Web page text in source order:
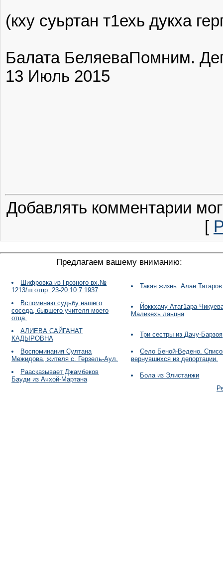
(кху суьртан т1ехь дукха
Балата Беляева‎Помним.
13 Июль 2015
Добавлять комментарии
[
Предлагаем вашему вниманию:
Шифровка из Грозного вх.№
1213/ш отпр. 23-20 10.7.1937
Такая жизнь. Алан
Вспоминаю судьбу нашего
соседа, бывшего учителя моего
отца.
Йоккхачу Атаг1ара
Маликехь лаьцна
АЛИЕВА САЙГАНАТ
КАДЫРОВНА
Три сестры из Дачу-Барзоя
Воспоминания Султана
Межидова, жителя с. Герзель-Аул.
Село Беной-Ведено.
вернувшихся из депортации.
Раасказывает Джамбеков
Бауди из Ачхой-Мартана
Бола из Элистанжи